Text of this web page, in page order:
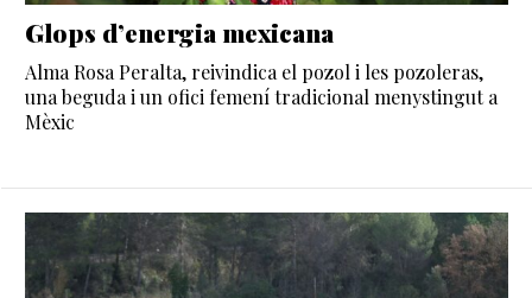
Glops d’energia mexicana
Alma Rosa Peralta, reivindica el pozol i les pozoleras,
una beguda i un ofici femení tradicional menystingut a
Mèxic